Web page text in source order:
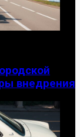
внедрения